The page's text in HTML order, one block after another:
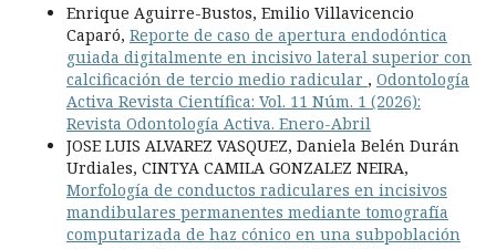
Enrique Aguirre-Bustos, Emilio Villavicencio
Caparó, Reporte de caso de apertura endodóntica
guiada digitalmente en incisivo lateral superior con
calcificación de tercio medio radicular , Odontología
Activa Revista Científica: Vol. 11 Núm. 1 (2026):
Revista Odontología Activa. Enero-Abril
JOSE LUIS ALVAREZ VASQUEZ, Daniela Belén Durán
Urdiales, CINTYA CAMILA GONZALEZ NEIRA,
Morfología de conductos radiculares en incisivos
mandibulares permanentes mediante tomografía
computarizada de haz cónico en una subpoblación